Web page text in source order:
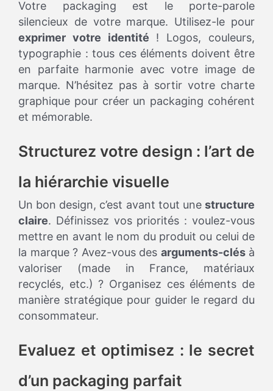
Votre packaging est le porte-parole
silencieux de votre marque. Utilisez-le pour
exprimer votre identité ! Logos, couleurs,
typographie : tous ces éléments doivent être
en parfaite harmonie avec votre image de
marque. N’hésitez pas à sortir votre charte
graphique pour créer un packaging cohérent
et mémorable.
Structurez votre design : l’art de
la hiérarchie visuelle
Un bon design, c’est avant tout une structure
claire. Définissez vos priorités : voulez-vous
mettre en avant le nom du produit ou celui de
la marque ? Avez-vous des arguments-clésà
valoriser (made in France, matériaux
recyclés, etc.) ? Organisez ces éléments de
manière stratégique pour guider le regard du
consommateur.
Evaluez et optimisez : le secret
d’un packaging parfait